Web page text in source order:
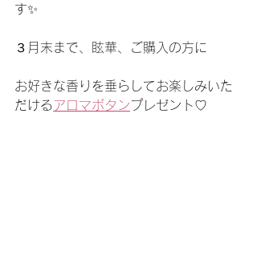
す✨
３月末まで、眩華、ご購入の方に
お好きな香りを垂らしてお楽しみいた
だけるアロマボタンプレゼント♡